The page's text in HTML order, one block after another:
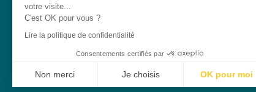
votre visite...
C'est OK pour vous ?
Lire la politique de confidentialité
Consentements certifiés par
Non merci Je choisis OK pour moi